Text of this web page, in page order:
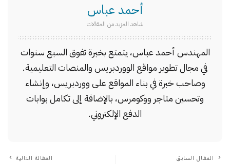
أحمد عباس
شاهد المزيد من المقالات
المهندس أحمد عباس، يتمتع بخبرة تفوق السبع سنوات
في مجال تطوير مواقع الووردبريس والمنصات التعليمية.
وصاحب خبرة في بناء المواقع على ووردبريس، وإنشاء
وتحسين متاجر ووكومرس، بالإضافة إلى تكامل بوابات
الدفع الإلكتروني.
المقال السابق المقالة التالية